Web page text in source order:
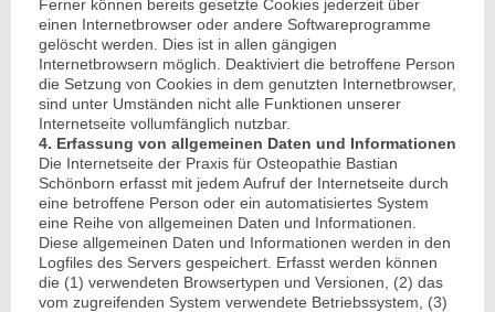
Ferner können bereits gesetzte Cookies jederzeit über
einen Internetbrowser oder andere Softwareprogramme
gelöscht werden. Dies ist in allen gängigen
Internetbrowsern möglich. Deaktiviert die betroffene Person
die Setzung von Cookies in dem genutzten Internetbrowser,
sind unter Umständen nicht alle Funktionen unserer
Internetseite vollumfänglich nutzbar.
4. Erfassung von allgemeinen Daten und Informationen
Die Internetseite der Praxis für Osteopathie Bastian
Schönborn erfasst mit jedem Aufruf der Internetseite durch
eine betroffene Person oder ein automatisiertes System
eine Reihe von allgemeinen Daten und Informationen.
Diese allgemeinen Daten und Informationen werden in den
Logfiles des Servers gespeichert. Erfasst werden können
die (1) verwendeten Browsertypen und Versionen, (2) das
vom zugreifenden System verwendete Betriebssystem, (3)